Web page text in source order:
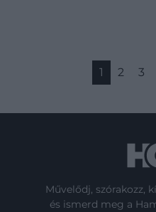
1 2 3
Művelődj, szórakozz,
és ismerd meg a